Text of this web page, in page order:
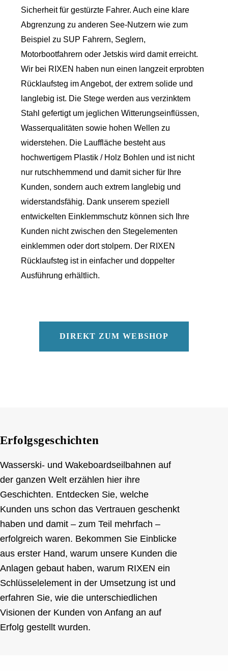
Sicherheit für gestürzte Fahrer. Auch eine klare
Abgrenzung zu anderen See-Nutzern wie zum
Beispiel zu SUP Fahrern, Seglern,
Motorbootfahrern oder Jetskis wird damit erreicht.
Wir bei RIXEN haben nun einen langzeit erprobten
Rücklaufsteg im Angebot, der extrem solide und
langlebig ist. Die Stege werden aus verzinktem
Stahl gefertigt um jeglichen Witterungseinflüssen,
Wasserqualitäten sowie hohen Wellen zu
widerstehen. Die Lauffläche besteht aus
hochwertigem Plastik / Holz Bohlen und ist nicht
nur rutschhemmend und damit sicher für Ihre
Kunden, sondern auch extrem langlebig und
widerstandsfähig. Dank unserem speziell
entwickelten Einklemmschutz können sich Ihre
Kunden nicht zwischen den Stegelementen
einklemmen oder dort stolpern. Der RIXEN
Rücklaufsteg ist in einfacher und doppelter
Ausführung erhältlich.
DIREKT ZUM WEBSHOP
Erfolgsgeschichten
Wasserski- und Wakeboardseilbahnen auf
der ganzen Welt erzählen hier ihre
Geschichten. Entdecken Sie, welche
Kunden uns schon das Vertrauen geschenkt
haben und damit – zum Teil mehrfach –
erfolgreich waren. Bekommen Sie Einblicke
aus erster Hand, warum unsere Kunden die
Anlagen gebaut haben, warum RIXEN ein
Schlüsselelement in der Umsetzung ist und
erfahren Sie, wie die unterschiedlichen
Visionen der Kunden von Anfang an auf
Erfolg gestellt wurden.